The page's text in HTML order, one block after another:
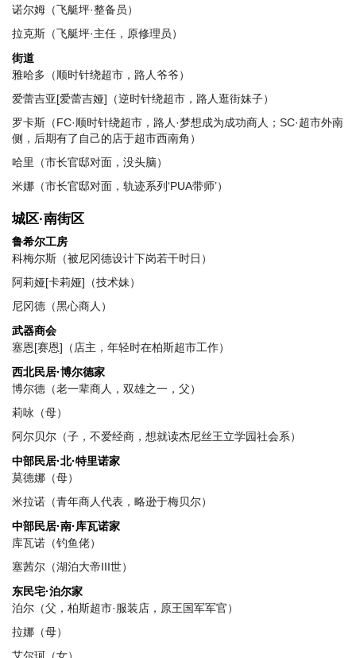
诺尔姆（飞艇坪·整备员）
拉克斯（飞艇坪·主任，原修理员）
街道
雅哈多（顺时针绕超市，路人爷爷）
爱蕾吉亚[爱蕾吉娅]（逆时针绕超市，路人逛街妹子）
罗卡斯（FC·顺时针绕超市，路人·梦想成为成功商人；SC·超市外南
侧，后期有了自己的店于超市西南角）
哈里（市长官邸对面，没头脑）
米娜（市长官邸对面，轨迹系列‘PUA带师’）
城区·南街区
鲁希尔工房
科梅尔斯（被尼冈德设计下岗若干时日）
阿莉娅[卡莉娅]（技术妹）
尼冈德（黑心商人）
武器商会
塞恩[赛恩]（店主，年轻时在柏斯超市工作）
西北民居·博尔德家
博尔德（老一辈商人，双雄之一，父）
莉咏（母）
阿尔贝尔（子，不爱经商，想就读杰尼丝王立学园社会系）
中部民居·北·特里诺家
莫德娜（母）
米拉诺（青年商人代表，略逊于梅贝尔）
中部民居·南·库瓦诺家
库瓦诺（钓鱼佬）
塞茜尔（湖泊大帝III世）
东民宅·泊尔家
泊尔（父，柏斯超市·服装店，原王国军军官）
拉娜（母）